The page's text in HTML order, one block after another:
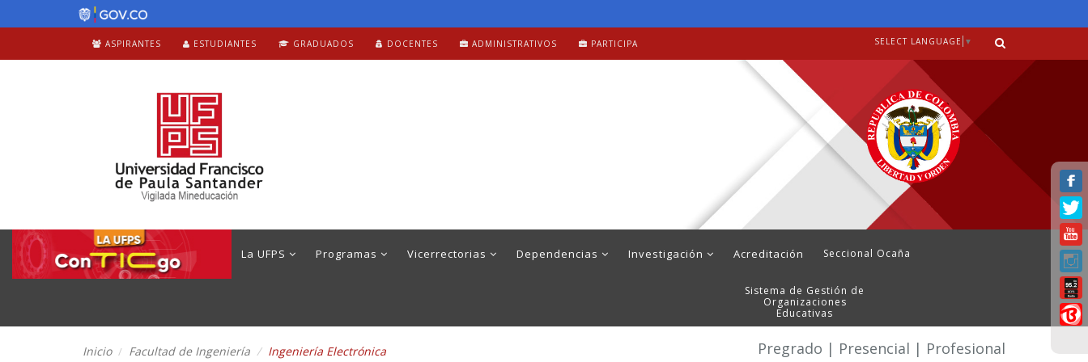
ASPIRANTES ESTUDIANTES GRADUADOS DOCENTES ADMINISTRATIVOS PARTICIPA SELECT LANGUAGE ▼
La UFPS Programas Vicerrectorias Dependencias Investigación Acreditación Seccional Ocaña
Sistema de Gestión de
Organizaciones
Educativas
Inicio Facultad de Ingeniería Ingeniería Electrónica Pregrado | Presencial | Profesional